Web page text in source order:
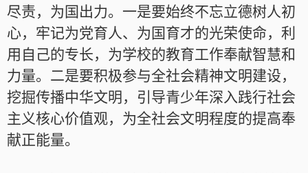
尽责，为国出力。一是要始终不忘立德树人初
心，牢记为党育人、为国育才的光荣使命，利
用自己的专长，为学校的教育工作奉献智慧和
力量。二是要积极参与全社会精神文明建设，
挖掘传播中华文明，引导青少年深入践行社会
主义核心价值观，为全社会文明程度的提高奉
献正能量。